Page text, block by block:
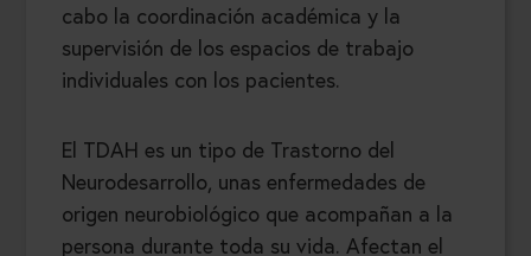
cabo la coordinación académica y la
supervisión de los espacios de trabajo
individuales con los pacientes.
El TDAH es un tipo de Trastorno del
Neurodesarrollo, unas enfermedades de
origen neurobiológico que acompañan a la
persona durante toda su vida. Afectan el